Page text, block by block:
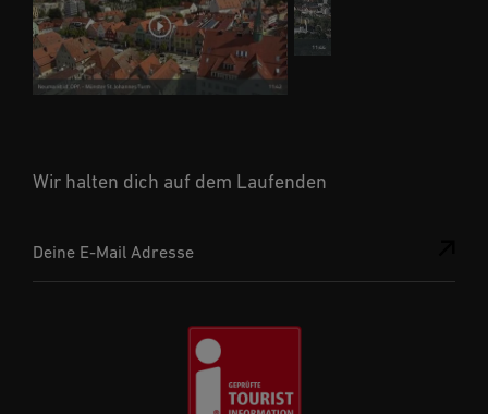
Wir halten dich auf dem Laufenden
Deine E-Mail Adresse